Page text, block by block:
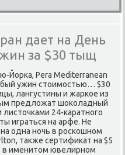
дает на День
за $30 тыщ
Йорка, Pera Mediterranean
ужин стоимостью… $30
лангустины и жаркое из
предложат шоколадный
24-каратного
играться на арфе. Не
одна ночь в роскошном
также сертификат на $5
именитом ювелирном